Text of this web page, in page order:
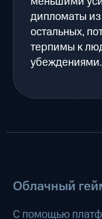
дипломаты
остальных,
терпимы к
убеждениями.
Облачный
С помощью